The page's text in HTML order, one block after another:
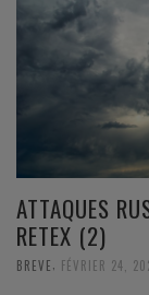
ATTAQUES
RETEX (2)
BREVE FÉVRIER 24,